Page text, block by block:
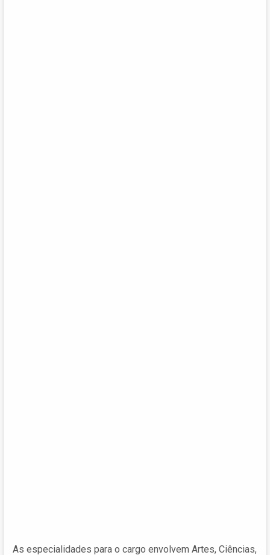
As especialidades para o cargo envolvem Artes, Ciências,